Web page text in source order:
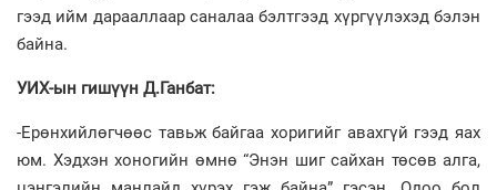
гээд ийм дарааллаар саналаа бэлтгээд хүргүүлэхэд бэлэн
байна.
УИХ-ын гишүүн Д.Ганбат:
-Ерөнхийлөгчөөс тавьж байгаа хоригийг авахгүй гээд яах
юм. Хэдхэн хоногийн өмнө “Энэн шиг сайхан төсөв алга,